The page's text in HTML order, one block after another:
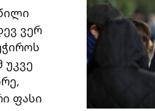
ვერ
უკვე
ფასი